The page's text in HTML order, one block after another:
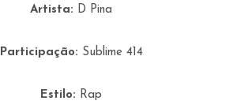
Artista: D Pina
Participação: Sublime 414
Estilo: Rap